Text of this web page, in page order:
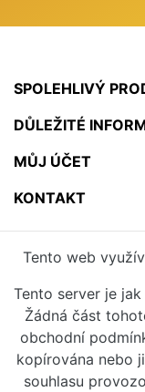
SPOLEHLIVÝ
DŮLEŽITÉ
MŮJ ÚČET
KONTAKT
Tento web
Tento server je
Žádná část
obchodní
kopírována nebo
souhlasu